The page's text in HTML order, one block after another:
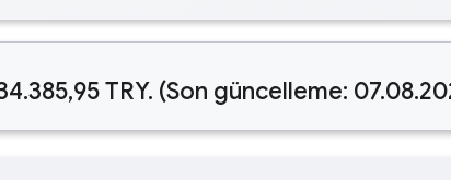
TRY. (Son güncelleme: